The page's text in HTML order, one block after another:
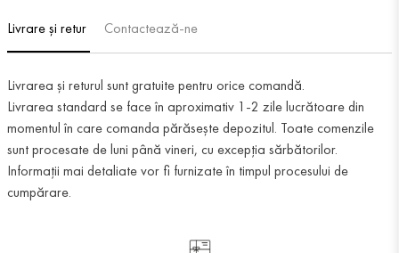
Livrare și retur Contactează-ne
Livrarea și returul sunt gratuite pentru orice comandă.
Livrarea standard se face în aproximativ 1-2 zile lucrătoare din
momentul în care comanda părăsește depozitul. Toate comenzile
sunt procesate de luni până vineri, cu excepția sărbătorilor.
Informații mai detaliate vor fi furnizate în timpul procesului de
cumpărare.